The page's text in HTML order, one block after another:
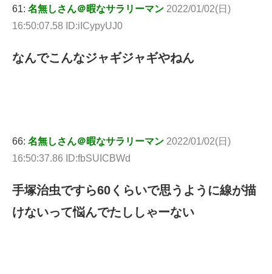
61: 名無しさん＠暇なサラリーマン 2022/01/02(日)
16:50:07.58 ID:iICypyUJ0
なんでこんなジャギジャギやねん
66: 名無しさん＠暇なサラリーマン 2022/01/02(日)
16:50:37.86 ID:fbSUICBWd
手塚治虫ですら60くらいで思うように線が描
けないって悩んでたししゃーない